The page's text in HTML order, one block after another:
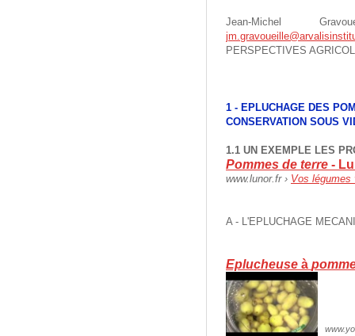
Jean-Michel
PERSPECTIVES
1 - EPLUCHAGE DES
CONSERVATION SOUS
1.1 UN EXEMPLE LES
Pommes de terre -
www.lunor.fr › Vos légumes
A - L'EPLUCHAGE
Eplucheuse à